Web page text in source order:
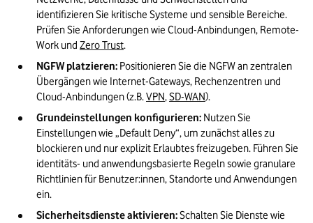
identifizieren Sie kritische Systeme und sensible Bereiche.
Prüfen Sie Anforderungen wie Cloud-Anbindungen, Remote-
Work und Zero Trust.
NGFW platzieren: Positionieren Sie die NGFW an zentralen
Übergängen wie Internet-Gateways, Rechenzentren und
Cloud-Anbindungen (z.B. VPN, SD-WAN).
Grundeinstellungen konfigurieren: Nutzen Sie
Einstellungen wie „Default Deny“, um zunächst alles zu
blockieren und nur explizit Erlaubtes freizugeben. Führen Sie
identitäts- und anwendungsbasierte Regeln sowie granulare
Richtlinien für Benutzer:innen, Standorte und Anwendungen
ein.
Sicherheitsdienste aktivieren: